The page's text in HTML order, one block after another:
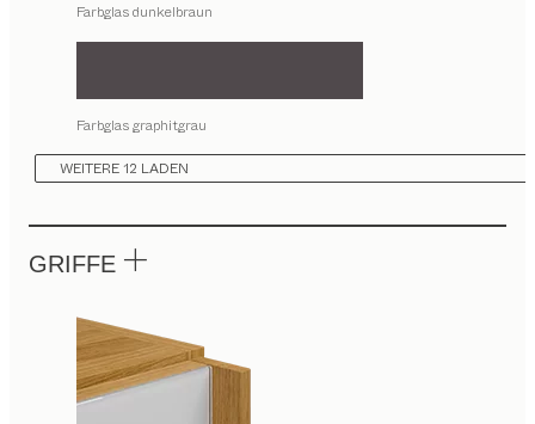
Farbglas dunkelbraun
Farbglas graphitgrau
WEITERE 12 LADEN
GRIFFE